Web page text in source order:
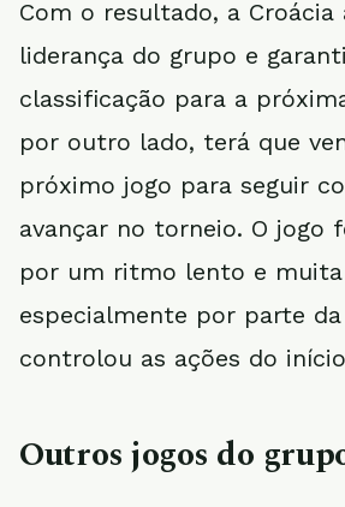
Com o resultado, a Croácia
liderança do grupo e
classificação para a
por outro lado, terá que
próximo jogo para seguir
avançar no torneio. O jogo
por um ritmo lento e muita
especialmente por parte da
controlou as ações do
Outros jogos do